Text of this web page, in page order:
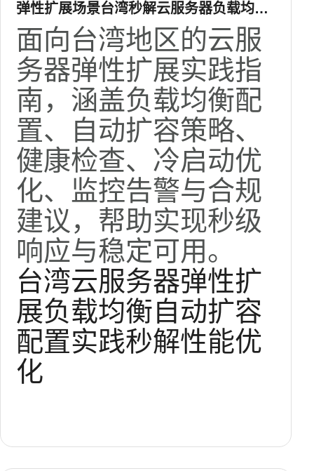
弹性扩展场景台湾秒解云服务器负载均衡
与自动扩容配置实践
面向台湾地区的云服
务器弹性扩展实践指
南，涵盖负载均衡配
置、自动扩容策略、
健康检查、冷启动优
化、监控告警与合规
建议，帮助实现秒级
响应与稳定可用。
台湾云服务器弹性扩
展负载均衡自动扩容
配置实践秒解性能优
化